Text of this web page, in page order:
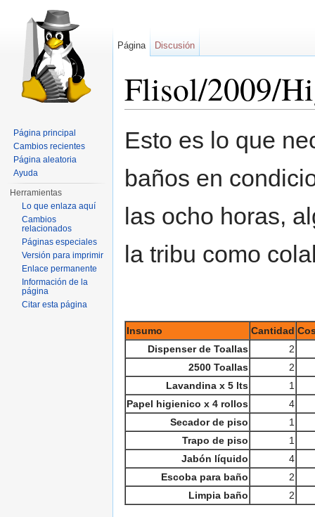
Flisol/2009/
Esto es lo que
baños en
las ocho horas,
la tribu como
Insumo Cantidad
Dispenser de Toallas
2
2500 Toallas
2
Lavandina x 5 lts
1
Papel higienico x 4 rollos
4
Secador de piso
1
Trapo de piso
1
Jabón líquido
4
Escoba para baño
2
Limpia baño
2
Página Discusión
Página principal
Cambios recientes
Página aleatoria
Ayuda
Herramientas
Lo que enlaza aquí
Cambios
relacionados
Páginas especiales
Versión para imprimir
Enlace permanente
Información de la
página
Citar esta página